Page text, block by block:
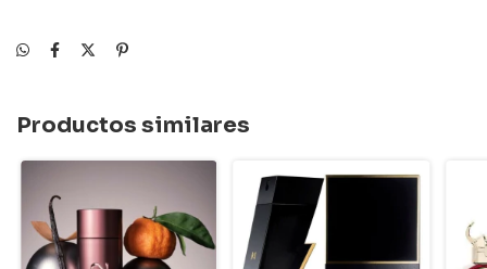
Productos similares